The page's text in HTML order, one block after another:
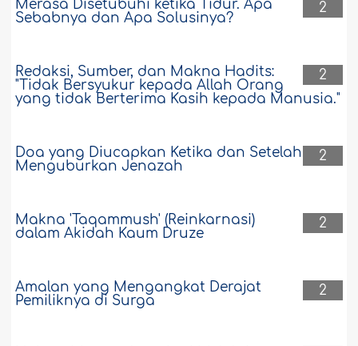
2
Merasa Disetubuhi ketika Tidur. Apa
Sebabnya dan Apa Solusinya?
2
Redaksi, Sumber, dan Makna Hadits:
"Tidak Bersyukur kepada Allah Orang
yang tidak Berterima Kasih kepada Manusia."
2
Doa yang Diucapkan Ketika dan Setelah
Menguburkan Jenazah
2
Makna 'Taqammush' (Reinkarnasi)
dalam Akidah Kaum Druze
2
Amalan yang Mengangkat Derajat
Pemiliknya di Surga